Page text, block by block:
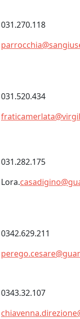
031.270.118
031.520.434
031.282.175
Lora.
0342.629.211
0343.32.107